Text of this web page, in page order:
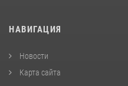
НАВИГАЦИЯ
Новости
Карта сайта